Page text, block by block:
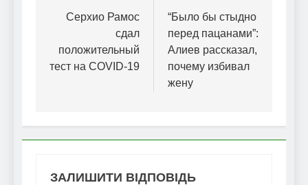
записів
Серхио Рамос
сдал
положительный
тест на COVID-19
“Было бы стыдно
перед пацанами”:
Алиев рассказал,
почему избивал
жену
ЗАЛИШИТИ ВІДПОВІДЬ